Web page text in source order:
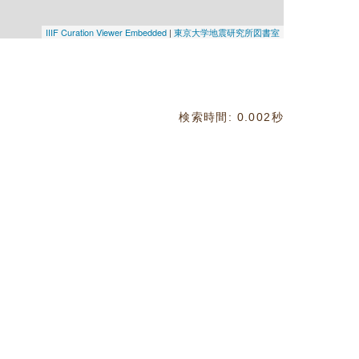
IIIF Curation Viewer Embedded| 東京大学地震研究所図書室
検索時間: 0.002秒